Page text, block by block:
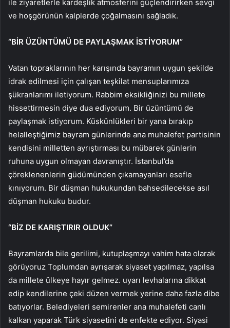
ile ziyaretlerle kardeşlik atmosferini güçlendirirken sevgi
ve hoşgörünün kalplerde çoğalmasını sağladık.
“BİR ÜZÜNTÜMÜ DE PAYLAŞMAK İSTİYORUM”
Vatan topraklarının her karışında bayramın uygun şekilde
idrak edilmesi için çalışan teşkilat mensuplarımıza
şükranlarımı iletiyorum. Rabbim eksikliğinizi bu millete
hissettirmesin diye dua ediyorum. Bir üzüntümü de
paylaşmak istiyorum. Küskünlükleri bir yana bırakıp
helalleştiğimiz bayram günlerinde ana muhalefet partisinin
kendisini milletten ayrıştırması bu mübarek günlerin
ruhuna uygun olmayan davranıştır. İstanbul’da
çöreklenenlerin güdümünden çıkamayanları esefle
kınıyorum. Bir düşman hukukundan bahsedilecekse asıl
düşman hukuku budur.
“BİZ DE KARIŞTIRIR OLDUK”
Bayramlarda bile gerilimi, kutuplaşmayı vahim hata olarak
görüyoruz Toplumdan ayrışarak siyaset yapılmaz, yapılsa
da millete ülkeye hayır gelmez. uyarı levhalarına dikkat
edip kendilerine çeki düzen vermek yerine daha fazla dibe
batıyorlar. Belediyeleri semirenler ana muhalefeti canlı
kalkan yaparak Türk siyasetini de enfekte ediyor. Siyasi